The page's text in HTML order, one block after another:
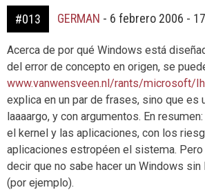
#013 GERMAN - 6 febrero 2006 -
Acerca de por qué Windows está
del error de concepto en origen, se
www.vanwensveen.nl/rants/microsoft/
explica en un par de frases, sino que es
laaaargo, y con argumentos. En
el kernel y las aplicaciones, con los
aplicaciones estropéen el sistema.
decir que no sabe hacer un Windows
(por ejemplo).